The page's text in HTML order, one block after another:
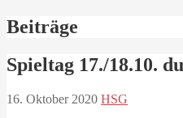
Beiträge
Spieltag 17./18.10.
16. Oktober 2020 HSG